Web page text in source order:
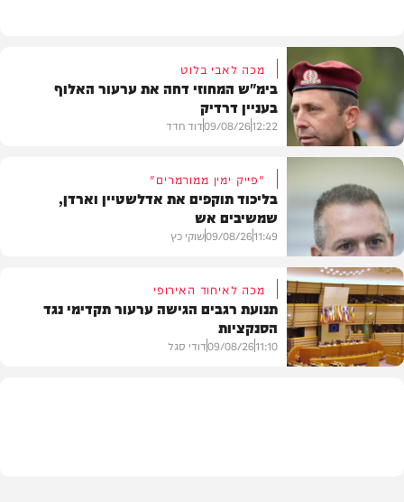
חדשות
מכה לאבי בלוט
בימ"ש המחוזי דחה את ערעור האלוף
בעניין דרדיק
12:22
09/08/26דוד חדד
חדשות
"פייק ימין ממורמרים"
בליכוד תוקפים את אדלשטיין וארדן,
שמשיבים אש
11:49
09/08/26שוקי כץ
מכה לאיחוד האירופי
תנועת רגבים הגישה ערעור תקדימי נגד
הסנקציות
11:10
09/08/26דודי סגל